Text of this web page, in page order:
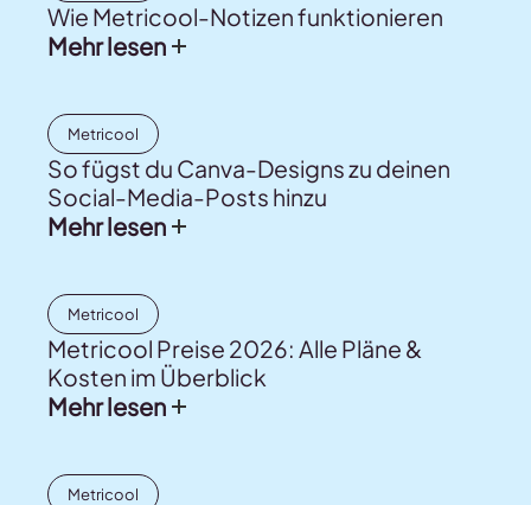
Wie Metricool-Notizen funktionieren
Mehr lesen
Metricool
So fügst du Canva-Designs zu deinen
Social-Media-Posts hinzu
Mehr lesen
Metricool
Metricool Preise 2026: Alle Pläne &
Kosten im Überblick
Mehr lesen
Metricool